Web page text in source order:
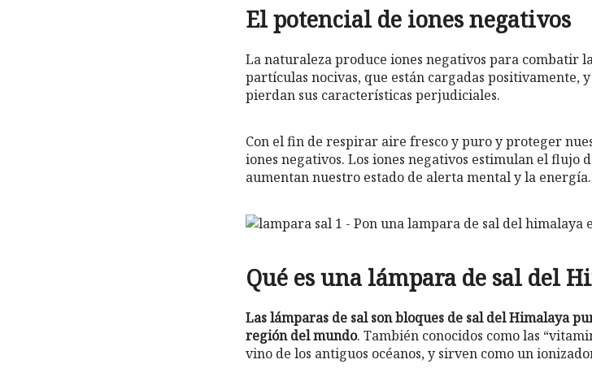
El potencial de iones negativos
La naturaleza produce iones negativos para combatir
partículas nocivas, que están cargadas
pierdan sus características perjudiciales.
Con el fin de respirar aire fresco y puro y proteger
iones negativos. Los iones negativos estimulan el flujo
aumentan nuestro estado de alerta mental y la energía.
Qué es una lámpara de sal del
Las lámparas de sal son bloques de sal del Himalaya
región del mundo. También conocidos como las
vino de los antiguos océanos, y sirven como un